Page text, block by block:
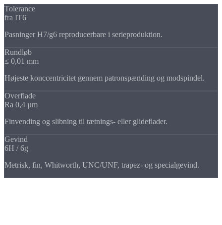
Tolerance
fra IT6
Pasninger H7/g6 reproducerbare i serieproduktion.
Rundløb
≤ 0,01 mm
Højeste konccentricitet gennem patronspænding og modspindel.
Overflade
Ra 0,4 µm
Finvending og slibning til tætnings- eller glideflader.
Gevind
6H / 6g
Metrisk, fin, Whitworth, UNC/UNF, trapez- og specialgevind.